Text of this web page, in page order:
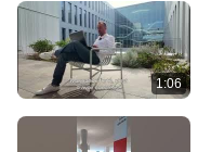
1:06